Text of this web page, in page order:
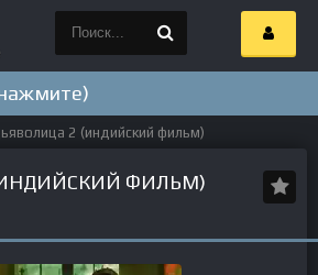
2 (индийский фильм)
ФИЛЬМ)